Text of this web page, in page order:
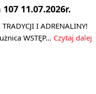
11.07.2026r.
I ADRENALINY!
WSTĘP… Czytaj dalej